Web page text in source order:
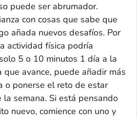
puede ser abrumador.
con cosas que sabe que
añada nuevos desafíos. Por
actividad física podría
5 o 10 minutos 1 día a la
que avance, puede añadir más
o ponerse el reto de estar
la semana. Si está pensando
nuevo, comience con uno y